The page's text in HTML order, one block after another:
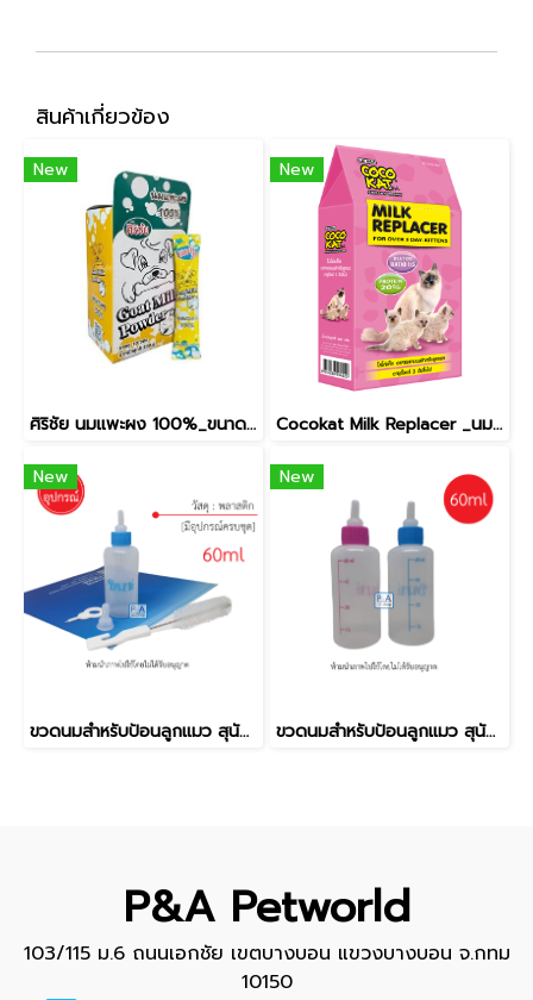
สินค้าเกี่ยวข้อง
New
ศิริชัย นมแพะผง 100%_ขนาด 200 g. x 1 กล่อง/มี 10 ซอง
New
Cocokat Milk Replacer _นมผงสำหรับลูกแมวอายุ 3 วันขึ้นไป [150g]
New
ขวดนมสำหรับป้อนลูกแมว สุนัข และสัตว์เลี้ยง_ขนาด60ml [ชุดอุปกรณ์]
New
ขวดนมสำหรับป้อนลูกแมว สุนัข และสัตว์เลี้ยง_ขนาด60ml [ขวดเปล่า]
P&A Petworld
103/115 ม.6 ถนนเอกชัย เขตบางบอน แขวงบางบอน จ.กทม
10150